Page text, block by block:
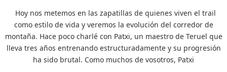
Hoy nos metemos en las zapatillas de quienes viven el trail
como estilo de vida y veremos la evolución del corredor de
montaña. Hace poco charlé con Patxi, un maestro de Teruel que
lleva tres años entrenando estructuradamente y su progresión
ha sido brutal. Como muchos de vosotros, Patxi